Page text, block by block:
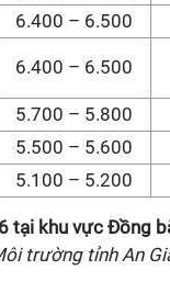
6.400 – 6.500
6.400 – 6.500
5.700 – 5.800
5.500 – 5.600
5.100 – 5.200
tại khu vực Đồng
trường tỉnh An